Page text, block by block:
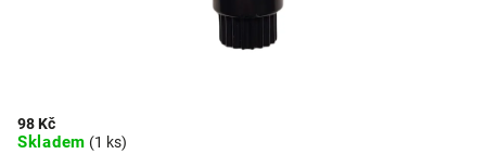
98 Kč
Skladem (1 ks)